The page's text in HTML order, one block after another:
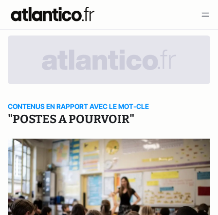
CONTENUS EN RAPPORT AVEC LE MOT-CLE
"POSTES A POURVOIR"